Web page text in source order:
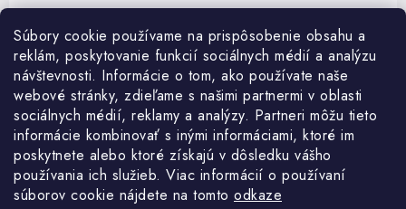
Súbory cookie používame na prispôsobenie obsahu a
reklám, poskytovanie funkcií sociálnych médií a analýzu
návštevnosti. Informácie o tom, ako používate naše
webové stránky, zdieľame s našimi partnermi v oblasti
sociálnych médií, reklamy a analýzy. Partneri môžu tieto
informácie kombinovať s inými informáciami, ktoré im
poskytnete alebo ktoré získajú v dôsledku vášho
používania ich služieb. Viac informácií o používaní
súborov cookie nájdete na tomto odkaze
Nakupovanie
Ako nakupovať
Obchodné podmienky
Doprava a platba
Objednávky
Použitie Darčekovej poukážky
REKLAMÁCIA / VRÁTENIE TOVARU
O nás